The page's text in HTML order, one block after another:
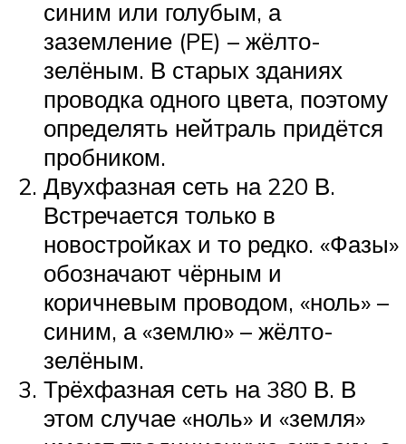
синим или голубым, а
заземление (PE) – жёлто-
зелёным. В старых зданиях
проводка одного цвета, поэтому
определять нейтраль придётся
пробником.
Двухфазная сеть на 220 В.
Встречается только в
новостройках и то редко. «Фазы»
обозначают чёрным и
коричневым проводом, «ноль» –
синим, а «землю» – жёлто-
зелёным.
Трёхфазная сеть на 380 В. В
этом случае «ноль» и «земля»